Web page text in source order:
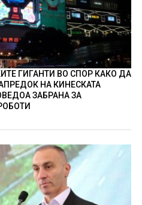
ГИГАНТИ ВО СПОР КАКО ДА
НА КИНЕСКАТА
ЗАБРАНА ЗА